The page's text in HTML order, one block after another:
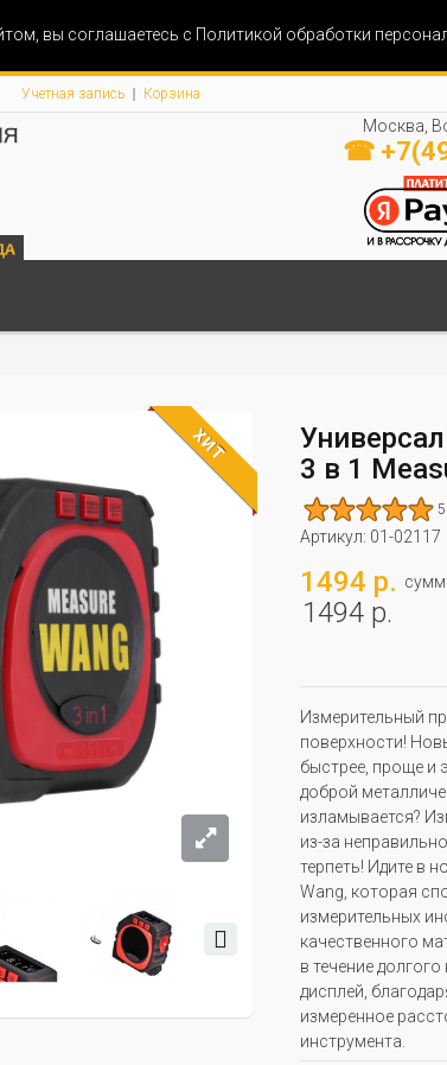
вы соглашаетесь с Политикой обработки
Учетная запись Корзина
Москва,
☎
ХИТ
3 в 1
Артикул: 01-02117
1494 р.
1494 р.
Измерительный
поверхности!
быстрее, проще и
доброй
изламывается?
из-за
терпеть! Идите в
Wang, которая
измерительных
качественного
в течение
дисплей,
измеренное
инструмента.